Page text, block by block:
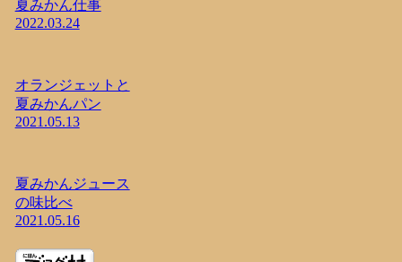
夏みかん仕事
2022.03.24
オランジェットと
夏みかんパン
2021.05.13
夏みかんジュース
の味比べ
2021.05.16